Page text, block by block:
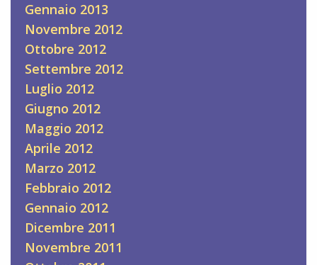
Gennaio 2013
Novembre 2012
Ottobre 2012
Settembre 2012
Luglio 2012
Giugno 2012
Maggio 2012
Aprile 2012
Marzo 2012
Febbraio 2012
Gennaio 2012
Dicembre 2011
Novembre 2011